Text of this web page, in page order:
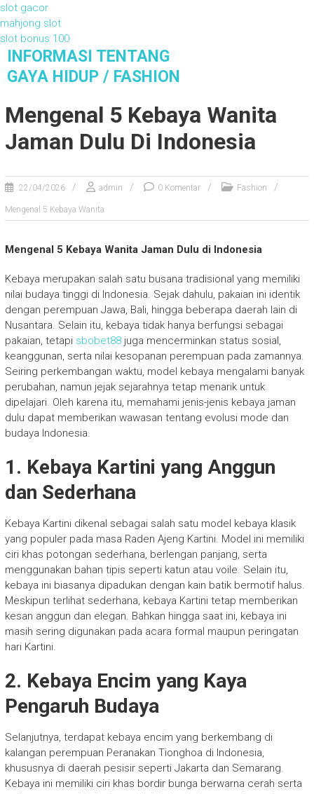
slot gacor
mahjong slot
slot bonus 100
INFORMASI TENTANG
GAYA HIDUP / FASHION
Mengenal 5 Kebaya Wanita
Jaman Dulu Di Indonesia
22/04/2026 admin 0 Komentar Fashion
Mengenal 5 Kebaya Wanita
Mengenal 5 Kebaya Wanita Jaman Dulu di Indonesia
Kebaya merupakan salah satu busana tradisional yang memiliki
nilai budaya tinggi di Indonesia. Sejak dahulu, pakaian ini identik
dengan perempuan Jawa, Bali, hingga beberapa daerah lain di
Nusantara. Selain itu, kebaya tidak hanya berfungsi sebagai
pakaian, tetapi sbobet88juga mencerminkan status sosial,
keanggunan, serta nilai kesopanan perempuan pada zamannya.
Seiring perkembangan waktu, model kebaya mengalami banyak
perubahan, namun jejak sejarahnya tetap menarik untuk
dipelajari. Oleh karena itu, memahami jenis-jenis kebaya jaman
dulu dapat memberikan wawasan tentang evolusi mode dan
budaya Indonesia.
1. Kebaya Kartini yang Anggun
dan Sederhana
Kebaya Kartini dikenal sebagai salah satu model kebaya klasik
yang populer pada masa Raden Ajeng Kartini. Model ini memiliki
ciri khas potongan sederhana, berlengan panjang, serta
menggunakan bahan tipis seperti katun atau voile. Selain itu,
kebaya ini biasanya dipadukan dengan kain batik bermotif halus.
Meskipun terlihat sederhana, kebaya Kartini tetap memberikan
kesan anggun dan elegan. Bahkan hingga saat ini, kebaya ini
masih sering digunakan pada acara formal maupun peringatan
hari Kartini.
2. Kebaya Encim yang Kaya
Pengaruh Budaya
Selanjutnya, terdapat kebaya encim yang berkembang di
kalangan perempuan Peranakan Tionghoa di Indonesia,
khususnya di daerah pesisir seperti Jakarta dan Semarang.
Kebaya ini memiliki ciri khas bordir bunga berwarna cerah serta